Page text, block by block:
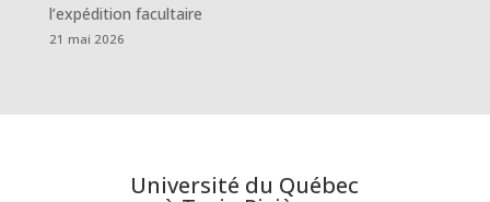
l’expédition facultaire
21 mai 2026
Université du Québec